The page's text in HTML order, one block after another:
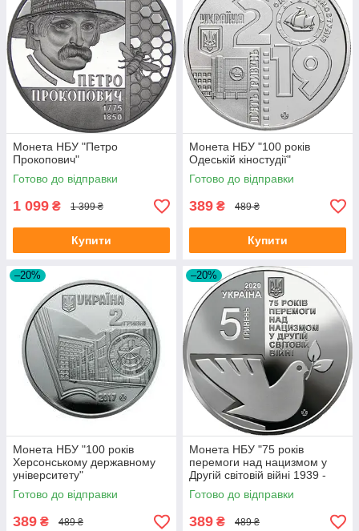
Монета НБУ "Петро
Прокопович"
Готово до відправки
1 099 ₴ 1 399 ₴
Купити
Монета НБУ "100 років
Одеській кіностудії"
Готово до відправки
389 ₴ 489 ₴
Купити
–20%
Монета НБУ "100 років
Херсонському державному
університету"
Готово до відправки
389 ₴ 489 ₴
–20%
Монета НБУ "75 років
перемоги над нацизмом у
Другій світовій війні 1939 -
1945 років"
Готово до відправки
389 ₴ 489 ₴